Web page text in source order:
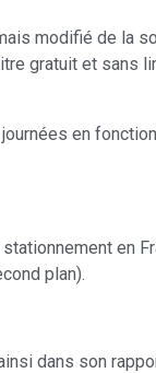
modifié de la
gratuit et
en
en
plan).
dans son